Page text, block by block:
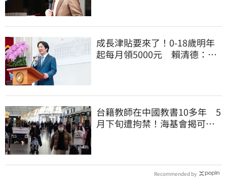
成長津貼要來了！0-18歲明年
起每月領5000元 賴清德：此
台籍教師在中國教書10多年 5
月下旬遭拘禁！海基會揭可能
Recommended by